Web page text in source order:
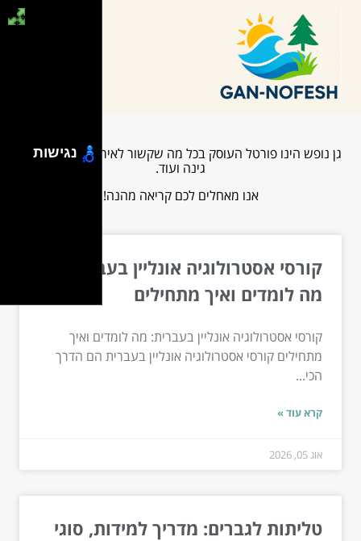
גן נופש הינו פורטל העוסק בכל מה שקשור לאירועים, פנאי, בית,
גינה ועוד.
אנו מאחלים לכם קריאה מהנה!
קורסי אסטרולוגיה אונליין בעברית:
מה לומדים ואיך מתחילים
קורסי אסטרולוגיה אונליין בעברית: מה לומדים ואיך
מתחילים קורסי אסטרולוגיה אונליין בעברית הם הדרך
הכי...
קרא עוד »
אוג 05, 2026
טליתות לגברים: מדריך למידות, סוגי
נגישות